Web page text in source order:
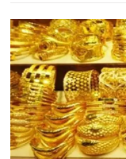
मनोरञ्जन
विज्ञान
प्रविधि
खेलकुद
अन्य